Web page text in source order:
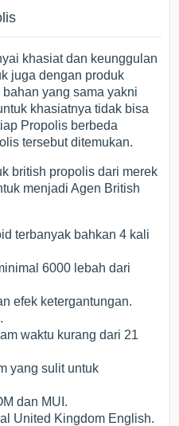
khasiat dan keunggulan
juga dengan produk
yang sama yakni
khasiatnya tidak bisa
Propolis berbeda
tersebut ditemukan.
british propolis dari merek
menjadi Agen British
terbanyak bahkan 4 kali
6000 lebah dari
efek ketergantungan.
waktu kurang dari 21
yang sulit untuk
dan MUI.
United Kingdom English.